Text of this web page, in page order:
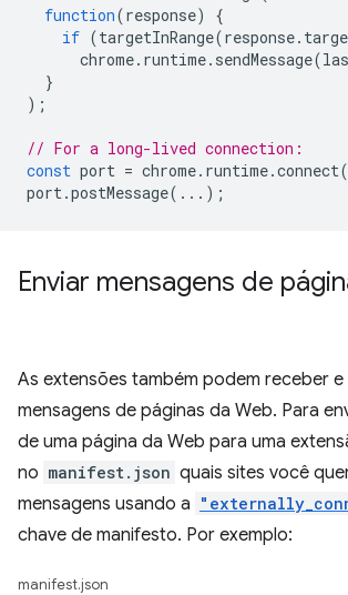
function(response)
{
if (targetInRange(response.
chrome. runtime. sendMessage(
}
);
// For a long-lived connection:
const port = chrome. runtime.connect(
port.postMessage(...);
Enviar mensagens de
As extensões também podem receber
mensagens de páginas da Web. Para
de uma página da Web para uma
no manifest.json quais sites você
mensagens usando a
chave de manifesto. Por exemplo:
manifest.json